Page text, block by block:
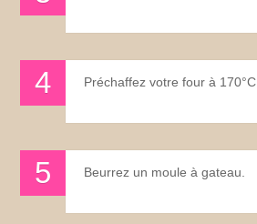
Préchaffez votre four à 170°C
Beurrez un moule à gateau.